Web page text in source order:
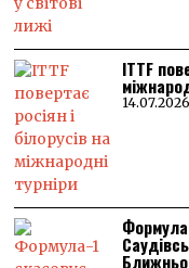
ITTF
14.07.2026